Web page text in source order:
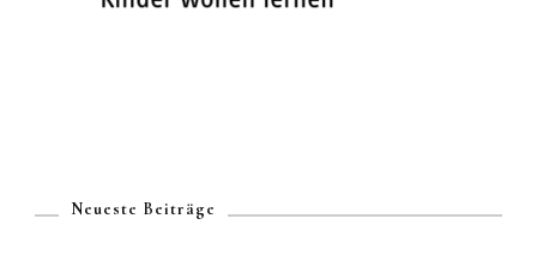
Neueste Beiträge